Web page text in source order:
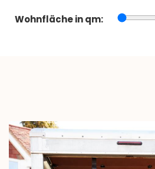
Wohnfläche in qm: